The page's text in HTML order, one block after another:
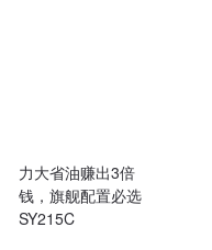
力大省油赚出3倍
钱，旗舰配置必选
SY215C